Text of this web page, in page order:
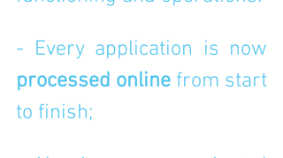
processed online from start
to finish;